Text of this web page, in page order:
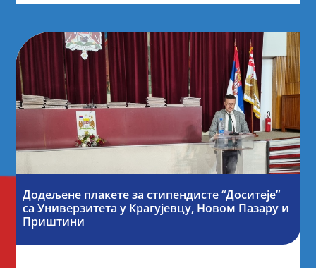
Додељене плакете за стипендисте “Доситеје”
са Универзитета у Крагујевцу, Новом Пазару и
Приштини